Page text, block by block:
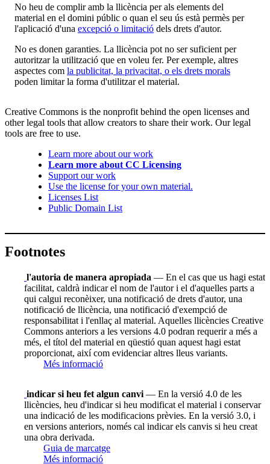
No heu de complir amb la llicència per als elements del
material en el domini públic o quan el seu ús està permès per
l'aplicació d'una excepció o limitació dels drets d'autor.
No es donen garanties. La llicència pot no ser suficient per
autoritzar la utilització que en voleu fer. Per exemple, altres
aspectes com la publicitat, la privacitat, o els drets morals
poden limitar la forma d'utilitzar el material.
Creative Commons is the nonprofit behind the open licenses and
other legal tools that allow creators to share their work. Our legal
tools are free to use.
Learn more about our work
Learn more about CC Licensing
Support our work
Use the license for your own material.
Licenses List
Public Domain List
Footnotes
l'autoria de manera apropiada — En el cas que us hagi estat
facilitat, caldrà indicar el nom de l'autor i el d'aquelles parts a
qui calgui reconèixer, una notificació de drets d'autor, una
notificació de llicència, una notificació d'exempció de
responsabilitat i l'enllaç al material. Aquelles llicències Creative
Commons anteriors a les versions 4.0 podran requerir a més a
més, el títol del material en qüestió quan aquest hagi estat
proporcionat, així com evidenciar altres lleus variants.
Més informació
indicar si heu fet algun canvi — En la versió 4.0 de les
llicències, heu d'indicar si heu modificat el material i conservar
una indicació de les modificacions prèvies. En la versió 3.0, i
en versions anteriors, només cal indicar els canvis si heu creat
una obra derivada.
Guia de marcatge
Més informació